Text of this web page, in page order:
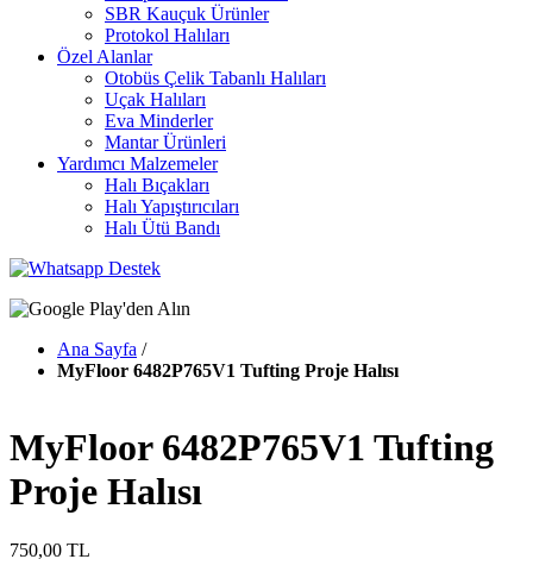
SBR Kauçuk Ürünler
Protokol Halıları
Özel Alanlar
Otobüs Çelik Tabanlı Halıları
Uçak Halıları
Eva Minderler
Mantar Ürünleri
Yardımcı Malzemeler
Halı Bıçakları
Halı Yapıştırıcıları
Halı Ütü Bandı
Ana Sayfa /
MyFloor 6482P765V1 Tufting Proje Halısı
MyFloor 6482P765V1 Tufting
Proje Halısı
750,00 TL